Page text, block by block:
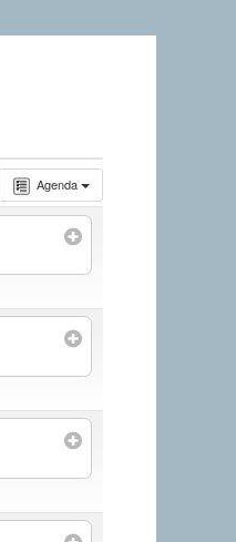
Agenda